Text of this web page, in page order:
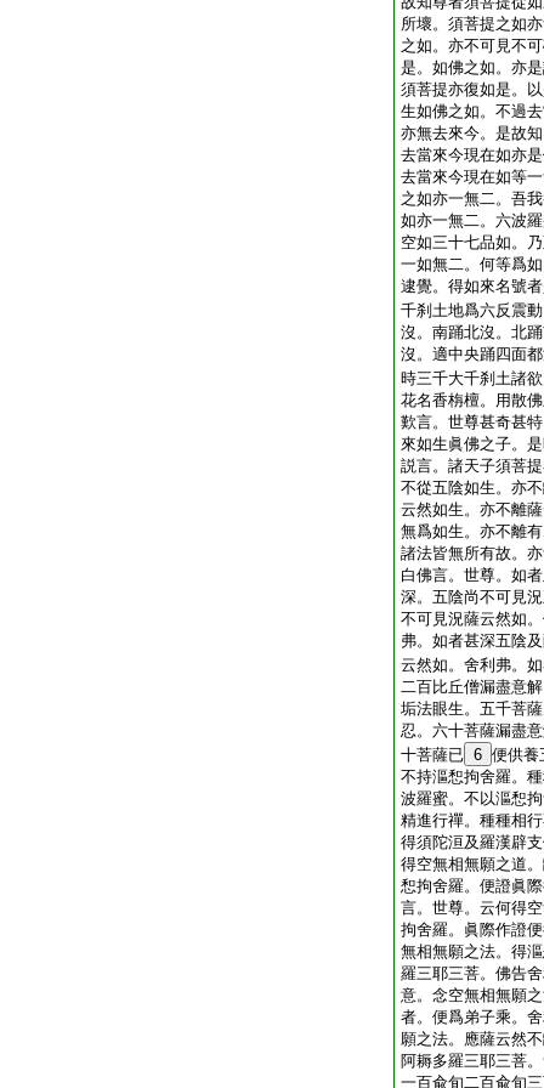
所壞。須菩提之如
之如。亦不可見不
是。如佛之如。亦
須菩提亦復如是。
生如佛之如。不過
亦無去來今。是故
去當來今現在如亦
去當來今現在如等
之如亦一無二。吾
如亦一無二。六波
空如三十七品如。
一如無二。何等爲
逮覺。得如來名號
千刹土地爲六反震
沒。南踊北沒。北
沒。適中央踊四面
時三千大千刹土諸
花名香栴檀。用散
歎言。世尊甚奇甚
來如生眞佛之子。
説言。諸天子須菩
不從五陰如生。亦
云然如生。亦不離
無爲如生。亦不離
諸法皆無所有故。
白佛言。世尊。如
深。五陰尚不可見
不可見況薩云然如
弗。如者甚深五陰
云然如。舍利弗。
二百比丘僧漏盡意
垢法眼生。五千菩
忍。六十菩薩漏盡
十菩薩已 6 便供養
不持漚惒拘舍羅。
波羅蜜。不以漚惒
精進行禪。種種相
得須陀洹及羅漢辟
得空無相無願之道
惒拘舍羅。便證眞
言。世尊。云何得
拘舍羅。眞際作證
無相無願之法。得
羅三耶三菩。佛告
意。念空無相無願
者。便爲弟子乘。
願之法。應薩云然
阿耨多羅三耶三菩
一百兪旬二百兪旬